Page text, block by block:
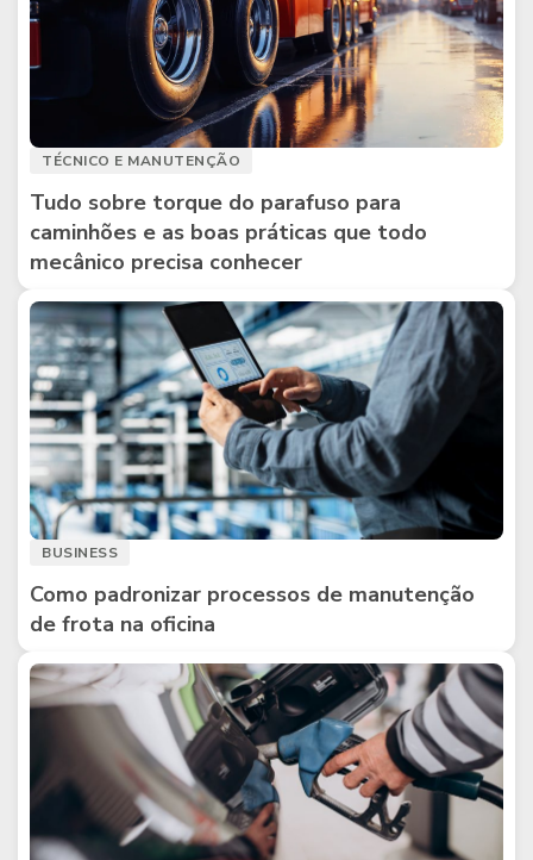
TÉCNICO E MANUTENÇÃO
Tudo sobre torque do parafuso para
caminhões e as boas práticas que todo
mecânico precisa conhecer
BUSINESS
Como padronizar processos de manutenção
de frota na oficina